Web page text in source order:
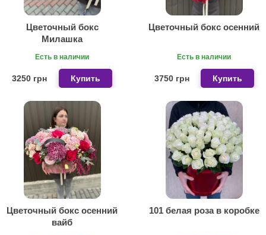
Цветочный бокс
Милашка
Есть в наличии
3250 грн Купить
Цветочный бокс осенний
Есть в наличии
3750 грн Купить
Цветочный бокс осенний
вайб
101 белая роза в коробке